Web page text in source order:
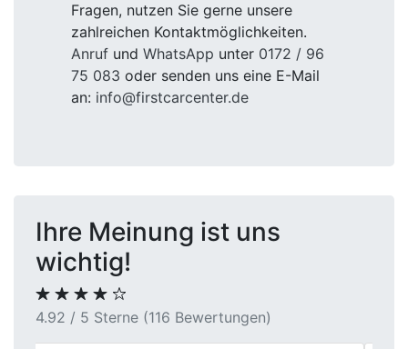
Fragen, nutzen Sie gerne unsere
zahlreichen Kontaktmöglichkeiten.
Anruf und WhatsApp unter 0172 / 96
75 083 oder senden uns eine E-Mail
an: info@firstcarcenter.de
Ihre Meinung ist uns
wichtig!
4.92 / 5 Sterne (116 Bewertungen)